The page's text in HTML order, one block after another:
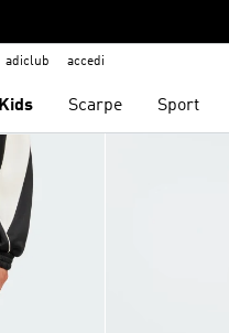
adiclub accedi
Kids Scarpe Sport